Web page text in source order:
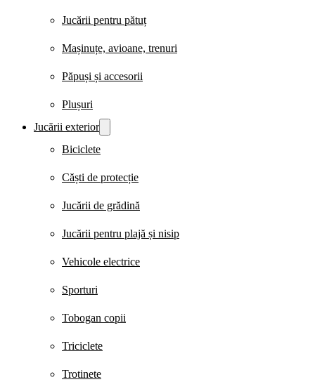
Jucării pentru pătuț
Mașinuțe, avioane, trenuri
Păpuși și accesorii
Plușuri
Jucării exterior
Biciclete
Căști de protecție
Jucării de grădină
Jucării pentru plajă și nisip
Vehicole electrice
Sporturi
Tobogan copii
Triciclete
Trotinete